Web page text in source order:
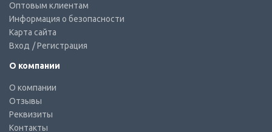
Оптовым клиентам
Информация о безопасности
Карта сайта
Вход / Регистрация
О компании
О компании
Отзывы
Реквизиты
Контакты